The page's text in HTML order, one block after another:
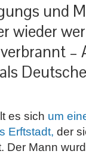
und
wieder
–
es sich um
Erftstadt, der
Der Mann